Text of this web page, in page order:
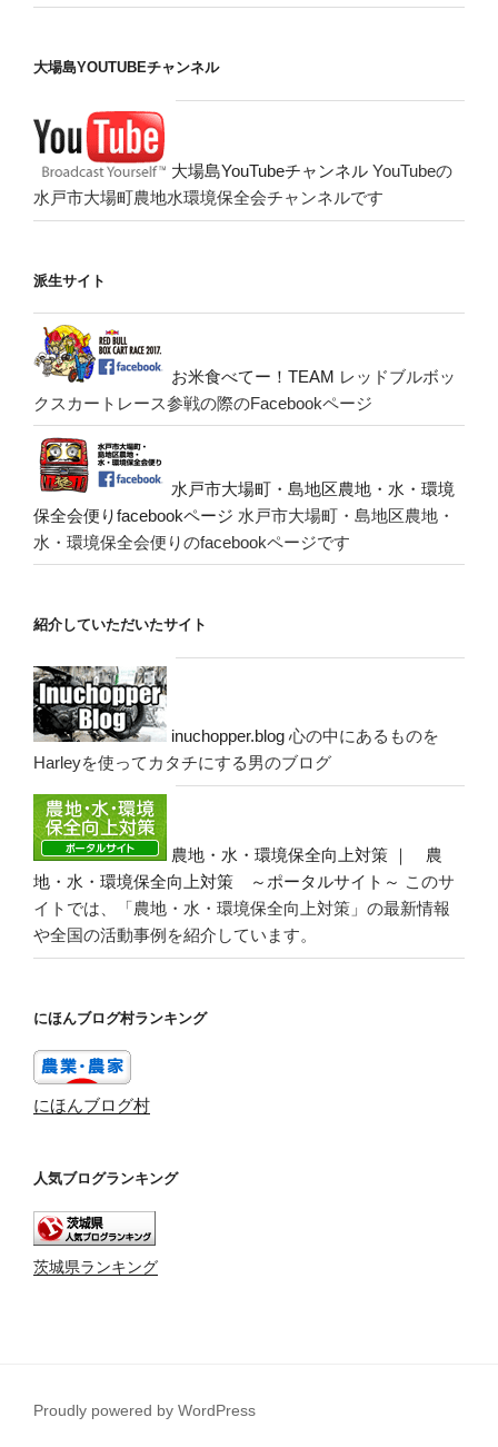
大場島YOUTUBEチャンネル
大場島YouTubeチャンネル YouTubeの
水戸市大場町農地水環境保全会チャンネルです
派生サイト
お米食べてー！TEAM レッドブルボッ
クスカートレース参戦の際のFacebookページ
水戸市大場町・島地区農地・水・環境
保全会便りfacebookページ 水戸市大場町・島地区農地・
水・環境保全会便りのfacebookページです
紹介していただいたサイト
inuchopper.blog 心の中にあるものを
Harleyを使ってカタチにする男のブログ
農地・水・環境保全向上対策 ｜ 農
地・水・環境保全向上対策 ～ポータルサイト～ このサ
イトでは、「農地・水・環境保全向上対策」の最新情報
や全国の活動事例を紹介しています。
にほんブログ村ランキング
にほんブログ村
人気ブログランキング
茨城県ランキング
Proudly powered by WordPress